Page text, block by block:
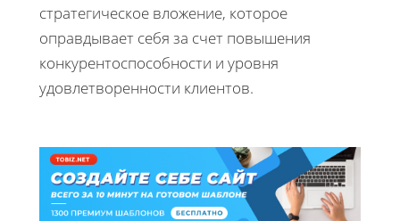
стратегическое вложение, которое
оправдывает себя за счет повышения
конкурентоспособности и уровня
удовлетворенности клиентов.